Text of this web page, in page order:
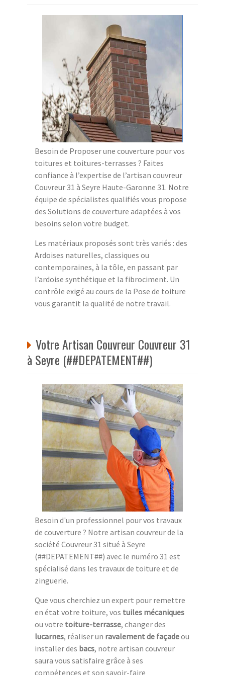
Besoin de Proposer une couverture pour vos
toitures et toitures-terrasses ? Faites
confiance à l’expertise de l’artisan couvreur
Couvreur 31 à Seyre Haute-Garonne 31. Notre
équipe de spécialistes qualifiés vous propose
des Solutions de couverture adaptées à vos
besoins selon votre budget.
Les matériaux proposés sont très variés : des
Ardoises naturelles, classiques ou
contemporaines, à la tôle, en passant par
l’ardoise synthétique et la fibrociment. Un
contrôle exigé au cours de la Pose de toiture
vous garantit la qualité de notre travail.
Votre Artisan Couvreur Couvreur 31
à Seyre (##DEPATEMENT##)
Besoin d'un professionnel pour vos travaux
de couverture ? Notre artisan couvreur de la
société Couvreur 31 situé à Seyre
(##DEPATEMENT##) avec le numéro 31 est
spécialisé dans les travaux de toiture et de
zinguerie.
Que vous cherchiez un expert pour remettre
en état votre toiture, vos tuiles mécaniques
ou votre toiture-terrasse, changer des
lucarnes, réaliser un ravalement de façadeou
installer des bacs, notre artisan couvreur
saura vous satisfaire grâce à ses
compétences et son savoir-faire